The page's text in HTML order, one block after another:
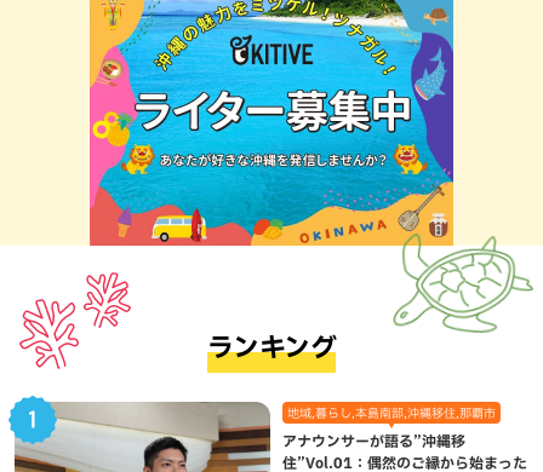
ランキング
地域,暮らし,本島南部,沖縄移住,那覇市
アナウンサーが語る”沖縄移
住”Vol.01：偶然のご縁から始まった